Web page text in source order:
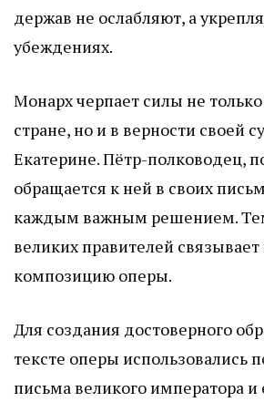
держав не ослабляют, а
убеждениях.
Монарх черпает силы не
стране, но и в верности своей
Екатерине. Пётр-полководец,
обращается к ней в своих
каждым важным решением.
великих правителей
композицию оперы.
Для создания достоверного
тексте оперы использовались
письма великого императора и